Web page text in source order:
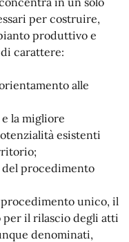
per costruire,
produttivo e
carattere:
alle
la migliore
esistenti
procedimento
unico, il
per il rilascio degli atti
denominati,